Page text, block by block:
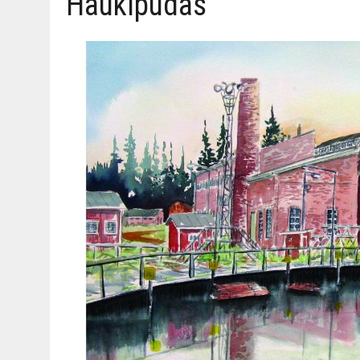
06.08.2026 | TOI­VEI­DEN KOTI IISTÄ!
06.08.2026 | KII­MIN­KI­PÄI­VÄT JÄR­JES­TE­TÄÄN PERIN­TEI­TÄ